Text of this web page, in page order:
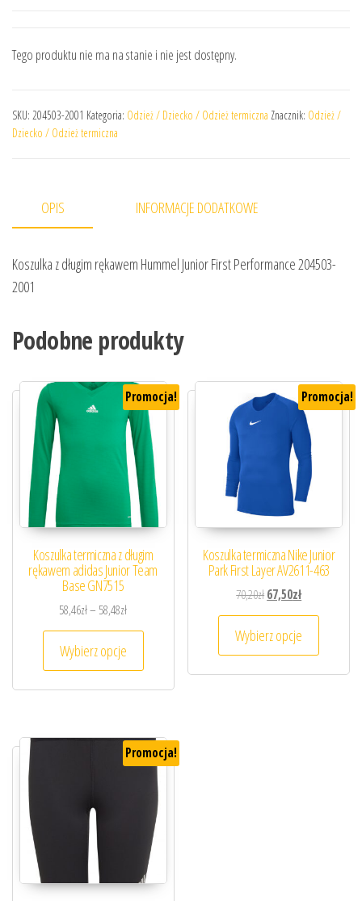
Tego produktu nie ma na stanie i nie jest dostępny.
SKU: 204503-2001 Kategoria: Odzież / Dziecko / Odzież termiczna Znacznik: Odzież /
Dziecko / Odzież termiczna
OPIS INFORMACJE DODATKOWE
Koszulka z długim rękawem Hummel Junior First Performance 204503-
2001
Podobne produkty
Promocja!
Koszulka termiczna z długim
rękawem adidas Junior Team
Base GN7515
58,46zł– 58,48złZakres cen: od 58,46zł do 58,48zł
Wybierz opcje
Ten produkt ma wiele wariantów. Opcje
Promocja!
Koszulka termiczna Nike Junior
Park First Layer AV2611-463
70,20złPierwotna cena
67,50złAktualna cena
Wybierz opcje
Ten
Promocja!